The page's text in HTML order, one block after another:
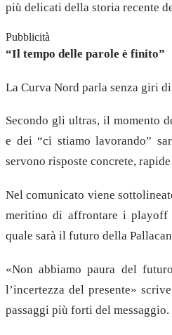
più delicati della storia recente
Pubblicità
“Il tempo delle parole è finito”
La Curva Nord parla senza giri
Secondo gli ultras, il momento
e dei “ci stiamo lavorando”
servono risposte concrete,
Nel comunicato viene
meritino di affrontare i playoff
quale sarà il futuro della
«Non abbiamo paura del
l’incertezza del presente»
passaggi più forti del messaggio.